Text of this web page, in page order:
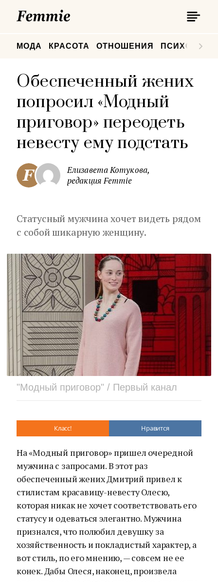
МОДА КРАСОТА ОТНОШЕНИЯ
Обеспеченный жених
попросил «Модный
приговор» переодеть
невесту ему подстать
Елизавета Котукова,
редакция Femmie
Статусный мужчина хочет видеть рядом
с собой шикарную женщину.
"Модный приговор" / Первый канал
Класс! Нравится
На «Модный приговор» пришел очередной
мужчина с запросами. В этот раз
обеспеченный жених Дмитрий привел к
стилистам красавицу-невесту Олесю,
которая никак не хочет соответствовать его
статусу и одеваться элегантно. Мужчина
признался, что полюбил девушку за
хозяйственность и покладистый характер, а
вот стиль, по его мнению, — совсем не ее
конек. Дабы Олеся, наконец, произвела